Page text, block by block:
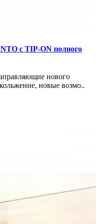
с TIP-ON полного
нового
новые возмо..